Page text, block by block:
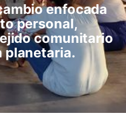
enfocada
personal,
comunitario
planetaria.